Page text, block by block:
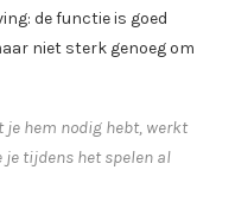
de functie is goed
niet sterk genoeg om
hem nodig hebt, werkt
tijdens het spelen al